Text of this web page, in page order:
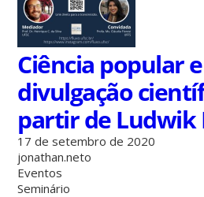
Ciência popular e
divulgação
partir de Ludwik
17 de setembro de 2020
jonathan.neto
Eventos
Seminário